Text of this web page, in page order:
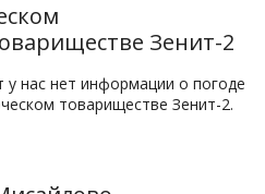
Зенит-2
нас нет информации о погоде
товариществе Зенит-2.